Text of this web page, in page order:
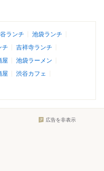
ランチ
池袋ランチ
チ
吉祥寺ランチ
屋
池袋ラーメン
屋
渋谷カフェ
広告を非表示